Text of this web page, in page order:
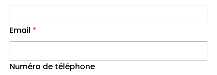
Email *
Numéro de téléphone